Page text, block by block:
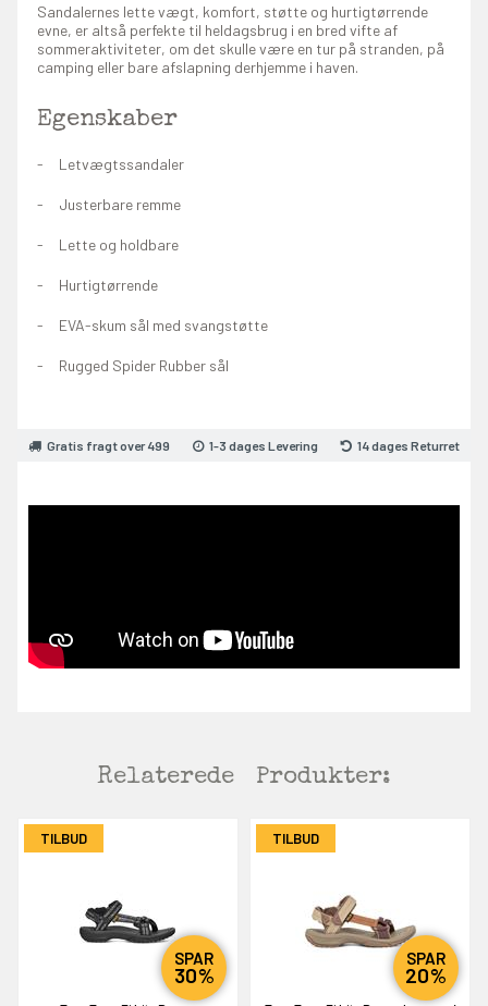
Sandalernes lette vægt, komfort, støtte og hurtigtørrende
evne, er altså perfekte til heldagsbrug i en bred vifte af
sommeraktiviteter, om det skulle være en tur på stranden, på
camping eller bare afslapning derhjemme i haven.
Egenskaber
Letvægtssandaler
Justerbare remme
Lette og holdbare
Hurtigtørrende
EVA-skum sål med svangstøtte
Rugged Spider Rubber sål
Gratis fragt over 499 1-3 dages Levering 14 dages Returret
Relaterede Produkter:
TILBUD
SPAR
30%
TILBUD
SPAR
20%